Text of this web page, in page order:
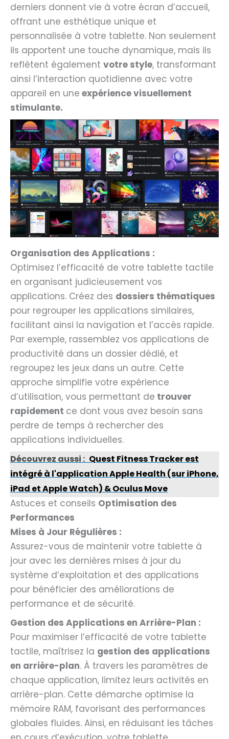
derniers donnent vie à votre écran d’accueil,
offrant une esthétique unique et
personnalisée à votre tablette. Non seulement
ils apportent une touche dynamique, mais ils
reflètent également votre style, transformant
ainsi l’interaction quotidienne avec votre
appareil en une expérience visuellement
stimulante.
Organisation des Applications :
Optimisez l’efficacité de votre tablette tactile
en organisant judicieusement vos
applications. Créez des dossiers thématiques
pour regrouper les applications similaires,
facilitant ainsi la navigation et l’accès rapide.
Par exemple, rassemblez vos applications de
productivité dans un dossier dédié, et
regroupez les jeux dans un autre. Cette
approche simplifie votre expérience
d’utilisation, vous permettant de trouver
rapidement ce dont vous avez besoin sans
perdre de temps à rechercher des
applications individuelles.
Découvrez aussi : Quest Fitness Tracker est
intégré à l'application Apple Health (sur iPhone,
iPad et Apple Watch) & Oculus Move
Astuces et conseils Optimisation des
Performances
Mises à Jour Régulières :
Assurez-vous de maintenir votre tablette à
jour avec les dernières mises à jour du
système d’exploitation et des applications
pour bénéficier des améliorations de
performance et de sécurité.
Gestion des Applications en Arrière-Plan :
Pour maximiser l’efficacité de votre tablette
tactile, maîtrisez la gestion des applications
en arrière-plan. À travers les paramètres de
chaque application, limitez leurs activités en
arrière-plan. Cette démarche optimise la
mémoire RAM, favorisant des performances
globales fluides. Ainsi, en réduisant les tâches